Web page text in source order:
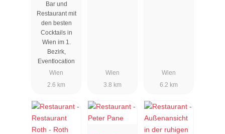
Wien
Bar und
Restaurant mit
den besten
Cocktails in
Wien im 1.
Bezirk,
Eventlocation
Wien
2.6 km
Wien
3.8 km
Wien
6.2 km